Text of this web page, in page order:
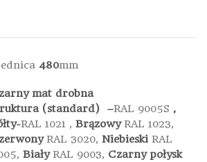
480mm
mat drobna
(standard) –RAL 9005S ,
RAL 1021 , BrązowyRAL 1023,
RAL 3020, Niebieski RAL
BiałyRAL 9003, Czarny połysk